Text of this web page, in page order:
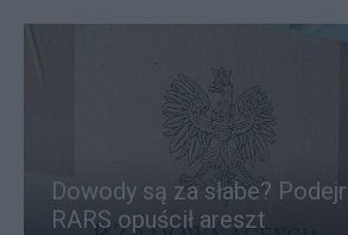
Dowody są za słabe?
RARS opuścił areszt